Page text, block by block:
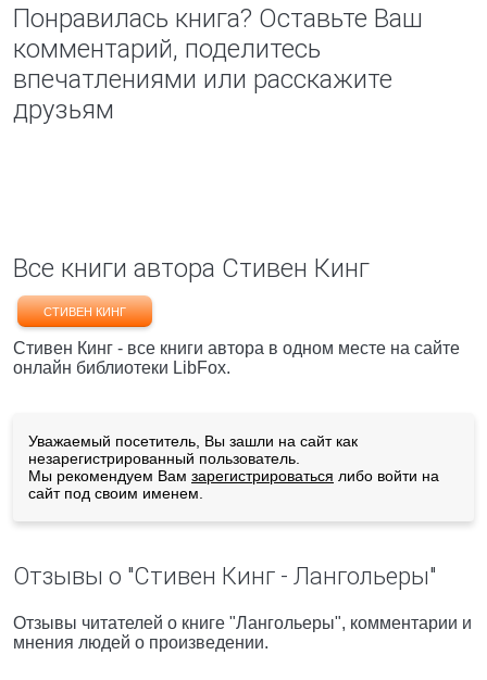
Понравилась книга? Оставьте Ваш
комментарий, поделитесь
впечатлениями или расскажите
друзьям
Все книги автора Стивен Кинг
СТИВЕН КИНГ
Стивен Кинг - все книги автора в одном месте на сайте
онлайн библиотеки LibFox.
Уважаемый посетитель, Вы зашли на сайт как
незарегистрированный пользователь.
Мы рекомендуем Вам зарегистрироваться либо войти на
сайт под своим именем.
Отзывы о "Стивен Кинг - Лангольеры"
Отзывы читателей о книге "Лангольеры", комментарии и
мнения людей о произведении.